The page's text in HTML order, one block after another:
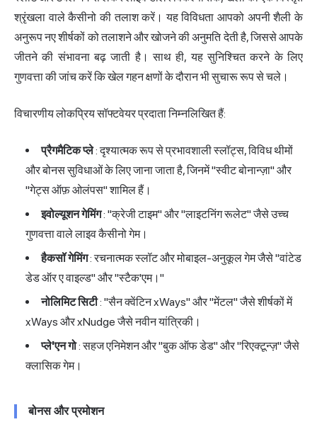
श्रृंखला वाले कैसीनो की तलाश करें। यह विविधता आपको अपनी शैली के
अनुरूप नए शीर्षकों को तलाशने और खोजने की अनुमति देती है, जिससे आपके
जीतने की संभावना बढ़ जाती है। साथ ही, यह सुनिश्चित करने के लिए
गुणवत्ता की जांच करें कि खेल गहन क्षणों के दौरान भी सुचारू रूप से चले।
विचारणीय लोकप्रिय सॉफ्टवेयर प्रदाता निम्नलिखित हैं:
प्रैगमैटिक प्ले: दृश्यात्मक रूप से प्रभावशाली स्लॉट्स, विविध थीमों
और बोनस सुविधाओं के लिए जाना जाता है, जिनमें "स्वीट बोनान्ज़ा" और
"गेट्स ऑफ़ ओलंपस" शामिल हैं।
इवोल्यूशन गेमिंग: "क्रेजी टाइम" और "लाइटनिंग रूलेट" जैसे उच्च
गुणवत्ता वाले लाइव कैसीनो गेम।
हैकसॉ गेमिंग: रचनात्मक स्लॉट और मोबाइल-अनुकूल गेम जैसे "वांटेड
डेड ऑर ए वाइल्ड" और "स्टैक'एम।"
नोलिमिट सिटी: "सैन क्वेंटिन xWays" और "मेंटल" जैसे शीर्षकों में
xWays और xNudge जैसे नवीन यांत्रिकी।
प्ले'एन गो: सहज एनिमेशन और "बुक ऑफ डेड" और "रिएक्टून्ज़" जैसे
क्लासिक गेम।
बोनस और प्रमोशन